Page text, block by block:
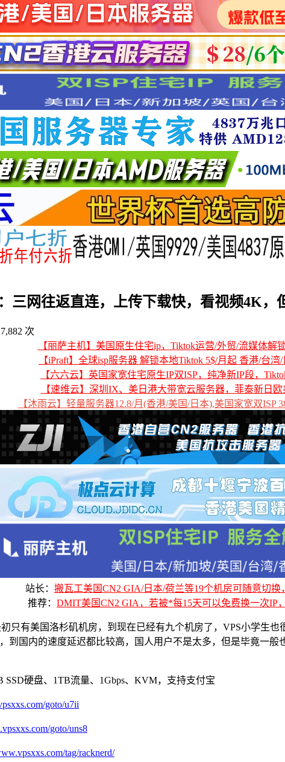
三网往返直连，上传下载快，看视频4K，
次
【丽萨主机】美国原生住宅ip，Tiktok运营/外贸/流媒体解
【iPraft】全球isp服务器 解锁本地Tiktok 5$/月起 香港/台
【六六云】英国家宽住宅原生IP双ISP，纯净新IP段，
【速维云】深圳IX、美日港大带宽云服务器，菲泰新日
【沐雨云】轻量服务器12.8/月(香港/美国/日本),美国家宽双ISP
站长： 搬瓦工美国CN2 GIA/日本/荷兰等19个机房可随意切换
推荐： DMIT美国CN2 GIA，若被*每15天可以免费换一次IP
只有美国洛杉矶机房，到现在已经有九个机房了，VPS小学生
到国内的速度延迟都比较高，国人用户不是太多，但是毕竟一
SSD硬盘、1TB流量、1Gbps、KVM，支持支付宝
goto/u7ii
goto/uns8
tag/racknerd/